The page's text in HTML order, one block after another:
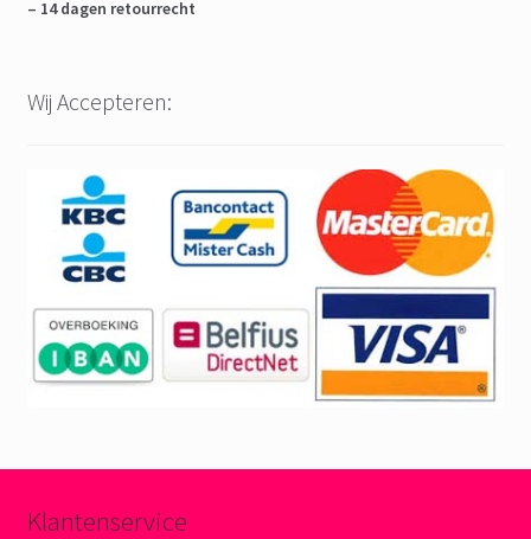
– 14 dagen retourrecht
Wij Accepteren:
Klantenservice